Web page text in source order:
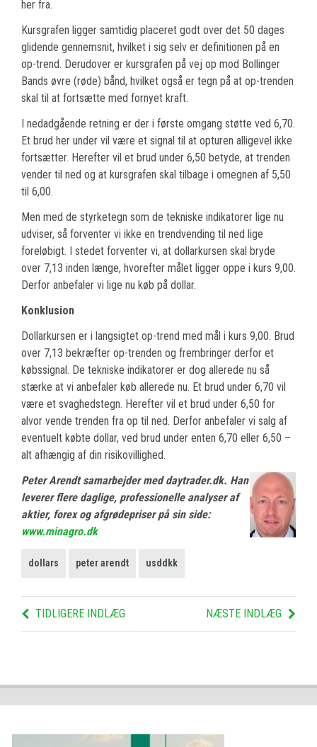
her fra.
Kursgrafen ligger samtidig placeret godt over det 50 dages
glidende gennemsnit, hvilket i sig selv er definitionen på en
op-trend. Derudover er kursgrafen på vej op mod Bollinger
Bands øvre (røde) bånd, hvilket også er tegn på at op-trenden
skal til at fortsætte med fornyet kraft.
I nedadgående retning er der i første omgang støtte ved 6,70.
Et brud her under vil være et signal til at opturen alligevel ikke
fortsætter. Herefter vil et brud under 6,50 betyde, at trenden
vender til ned og at kursgrafen skal tilbage i omegnen af 5,50
til 6,00.
Men med de styrketegn som de tekniske indikatorer lige nu
udviser, så forventer vi ikke en trendvending til ned lige
foreløbigt. I stedet forventer vi, at dollarkursen skal bryde
over 7,13 inden længe, hvorefter målet ligger oppe i kurs 9,00.
Derfor anbefaler vi lige nu køb på dollar.
Konklusion
Dollarkursen er i langsigtet op-trend med mål i kurs 9,00. Brud
over 7,13 bekræfter op-trenden og frembringer derfor et
købssignal. De tekniske indikatorer er dog allerede nu så
stærke at vi anbefaler køb allerede nu. Et brud under 6,70 vil
være et svaghedstegn. Herefter vil et brud under 6,50 for
alvor vende trenden fra op til ned. Derfor anbefaler vi salg af
eventuelt købte dollar, ved brud under enten 6,70 eller 6,50 –
alt afhængig af din risikovillighed.
Peter Arendt samarbejder med daytrader.dk. Han
leverer flere daglige, professionelle analyser af
aktier, forex og afgrødepriser på sin side:
www.minagro.dk
dollars peter arendt usddkk
TIDLIGERE INDLÆG NÆSTE INDLÆG